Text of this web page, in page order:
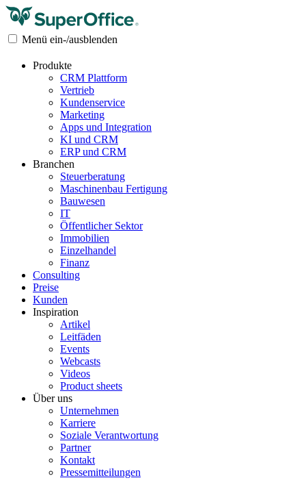
Menü ein-/ausblenden
Produkte
CRM Plattform
Vertrieb
Kundenservice
Marketing
Apps und Integration
KI und CRM
ERP und CRM
Branchen
Steuerberatung
Maschinenbau Fertigung
Bauwesen
IT
Öffentlicher Sektor
Immobilien
Einzelhandel
Finanz
Consulting
Preise
Kunden
Inspiration
Artikel
Leitfäden
Events
Webcasts
Videos
Product sheets
Über uns
Unternehmen
Karriere
Soziale Verantwortung
Partner
Kontakt
Pressemitteilungen